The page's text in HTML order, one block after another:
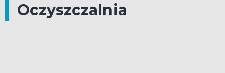
Oczyszczalnia